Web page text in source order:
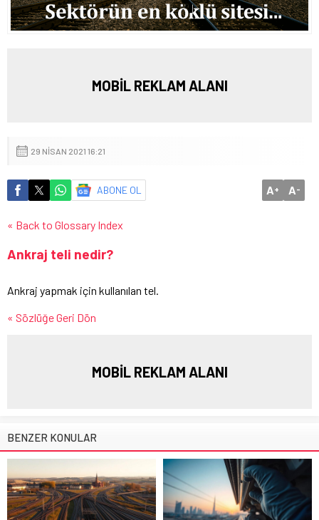
MOBİL REKLAM ALANI
29 NISAN 2021 16:21
ABONE OL A+ A-
« Back to Glossary Index
Ankraj teli nedir?
Ankraj yapmak için kullanılan tel.
« Sözlüğe Geri Dön
MOBİL REKLAM ALANI
BENZER KONULAR